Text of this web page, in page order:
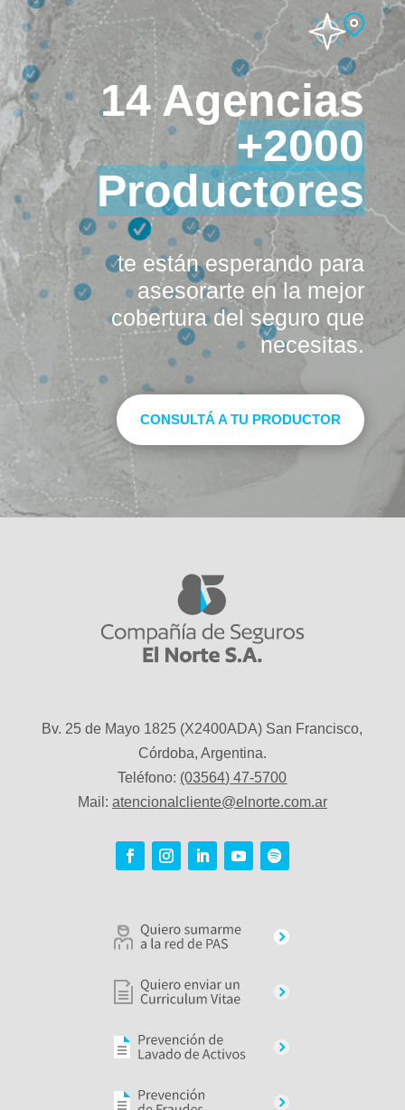
14 Agencias
+2000
Productores
te están esperando para
asesorarte en la mejor
cobertura del seguro que
necesitas.
CONSULTÁ A TU PRODUCTOR
Bv. 25 de Mayo 1825 (X2400ADA) San Francisco,
Córdoba, Argentina.
Teléfono: (03564) 47-5700
Mail: atencionalcliente@elnorte.com.ar